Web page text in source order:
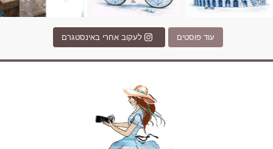
עוד פוסטים לעקוב אחרי באינסטגרם